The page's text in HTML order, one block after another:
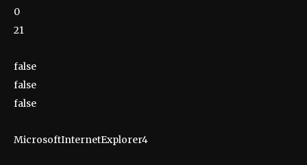
0
21
false
false
false
MicrosoftInternetExplorer4